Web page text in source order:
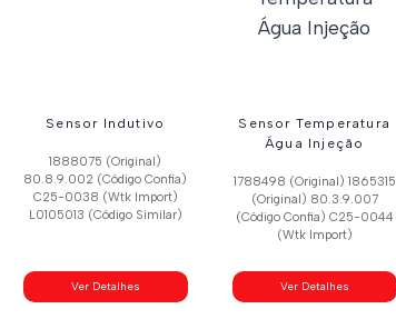
Sensor Indutivo
1888075 (Original)
80.8.9.002 (Código Confia)
C25-0038 (Wtk Import)
L0105013 (Código Similar)
Ver Detalhes
Sensor Temperatura
Água Injeção
1788498 (Original) 1865315
(Original) 80.3.9.007
(Código Confia) C25-0044
(Wtk Import)
Ver Detalhes